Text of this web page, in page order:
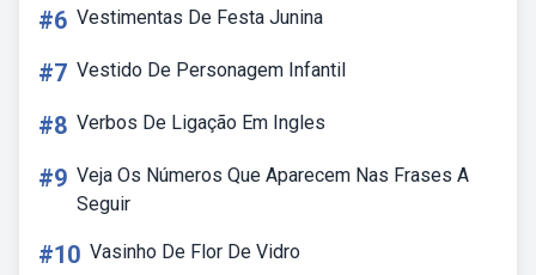
#6 Vestimentas De Festa Junina
#7 Vestido De Personagem Infantil
#8 Verbos De Ligação Em Ingles
#9 Veja Os Números Que Aparecem Nas Frases A
Seguir
#10 Vasinho De Flor De Vidro